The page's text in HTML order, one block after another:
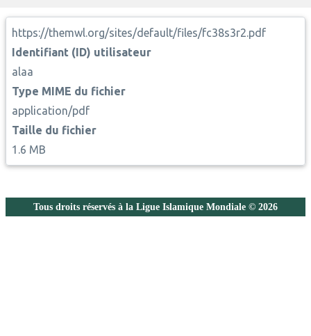
https://themwl.org/sites/default/files/fc38s3r2.pdf
Identifiant (ID) utilisateur
alaa
Type MIME du fichier
application/pdf
Taille du fichier
1.6 MB
Tous droits réservés à la Ligue Islamique Mondiale © 2026